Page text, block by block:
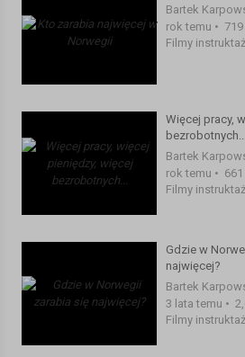
Bartek
rok temu •
Filmy
Więcej pracy,
bezrobotnych...
Bartek
rok temu •
Filmy
Gdzie w
najwięcej?
Bartek
3 lata temu •
Filmy